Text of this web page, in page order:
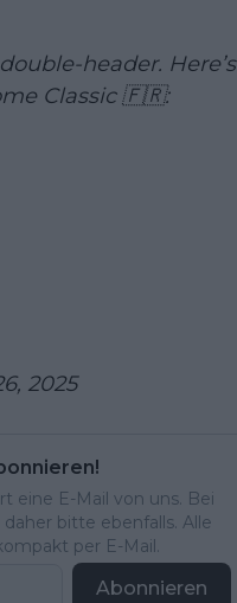
header. Here’s
Classic 🇫🇷:
2025
eine E-Mail von uns. Bei
bitte ebenfalls. Alle
per E-Mail.
Abonnieren